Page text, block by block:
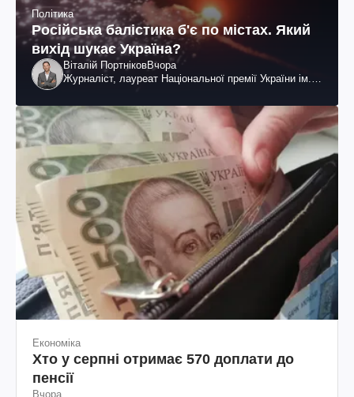
Політика
Російська балістика б'є по містах. Який
вихід шукає Україна?
Віталій ПортніковВчора
Журналіст, лауреат Національної премії України ім.
Економіка
Хто у серпні отримає 570 доплати до
пенсії
Вчора